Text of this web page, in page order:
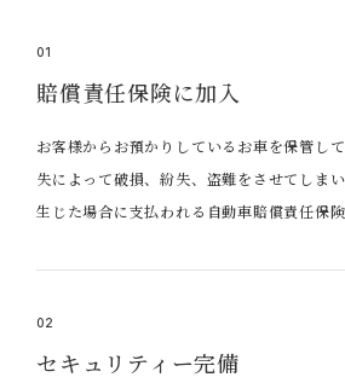
01
賠償責任保険に加入
お客様からお預かりしているお車を保管し
失によって破損、紛失、盗難をさせてしま
生じた場合に支払われる自動車賠償責任保険
02
セキュリティー完備